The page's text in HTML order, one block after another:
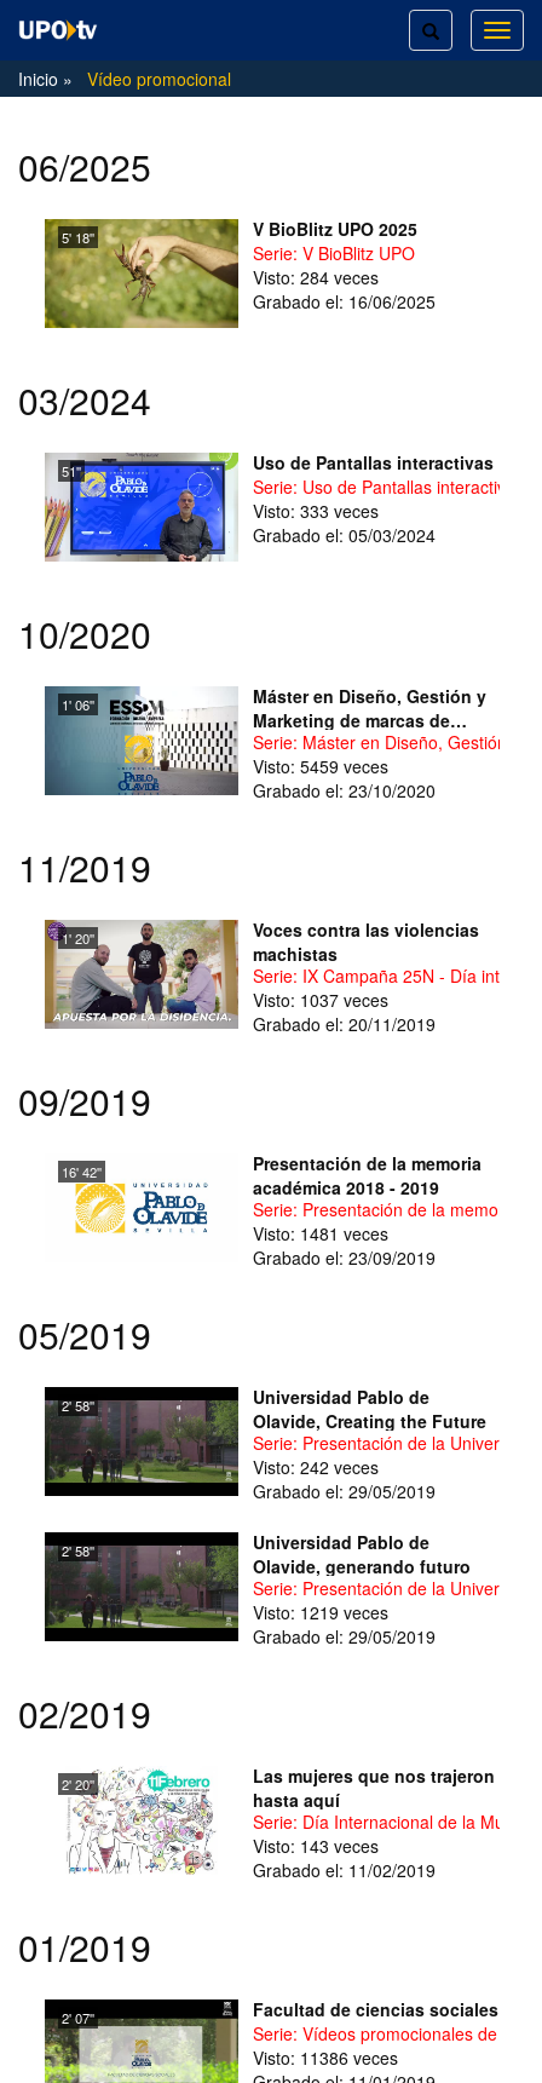
TOGGLE
SEARCH
Inicio
Vídeo promocional
06/2025
5' 18''
V BioBlitz UPO 2025
Serie: V BioBlitz UPO
Visto: 284 veces
Grabado el: 16/06/2025
03/2024
51''
Uso de Pantallas interactivas
Serie: Uso de Pantallas interactivas
Visto: 333 veces
Grabado el: 05/03/2024
10/2020
1' 06''
Máster en Diseño, Gestión y
Marketing de marcas de
moda
Serie: Máster en Diseño, Gestión y
Visto: 5459 veces
Grabado el: 23/10/2020
11/2019
1' 20''
Voces contra las violencias
machistas
Serie: IX Campaña 25N - Día
Visto: 1037 veces
Grabado el: 20/11/2019
09/2019
16' 42''
Presentación de la memoria
académica 2018 - 2019
Serie: Presentación de la memoria
Visto: 1481 veces
Grabado el: 23/09/2019
05/2019
2' 58''
Universidad Pablo de
Olavide, Creating the Future
Serie: Presentación de la
Visto: 242 veces
Grabado el: 29/05/2019
2' 58''
Universidad Pablo de
Olavide, generando futuro
Serie: Presentación de la
Visto: 1219 veces
Grabado el: 29/05/2019
02/2019
2' 20''
Las mujeres que nos trajeron
hasta aquí
Serie: Día Internacional de la Mujer
Visto: 143 veces
Grabado el: 11/02/2019
01/2019
2' 07''
Facultad de ciencias sociales
Serie: Vídeos promocionales de
Visto: 11386 veces